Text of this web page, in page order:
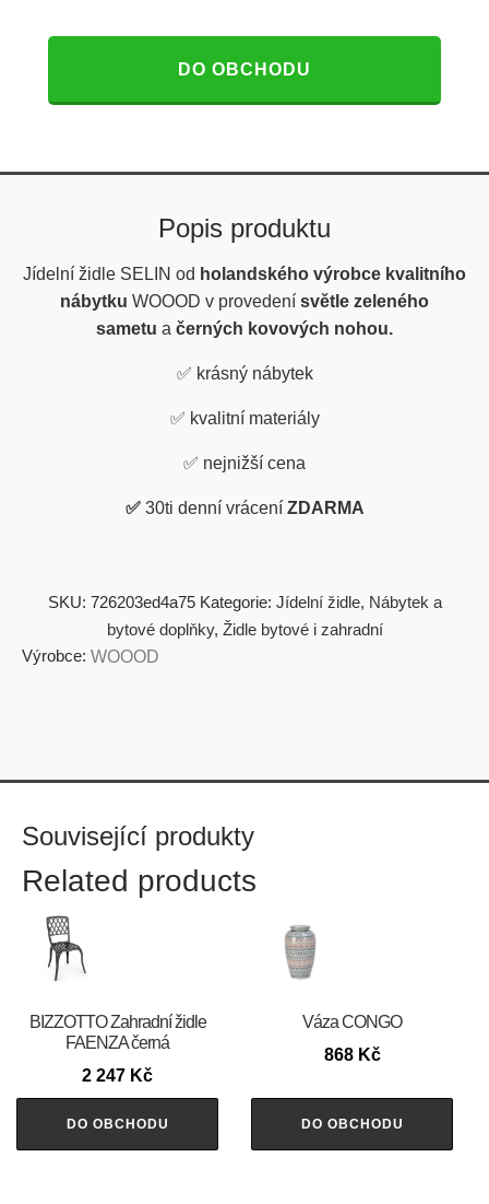
DO OBCHODU
Popis produktu
Jídelní židle SELIN od holandského výrobce kvalitního
nábytku WOOOD v provedení světle zeleného
sametu a černých kovových nohou.
✅ krásný nábytek
✅ kvalitní materiály
✅ nejnižší cena
✅ 30ti denní vrácení ZDARMA
SKU: 726203ed4a75 Kategorie: Jídelní židle, Nábytek a
bytové doplňky, Židle bytové i zahradní
Výrobce: WOOOD
Související produkty
Related products
BIZZOTTO Zahradní židle
FAENZA černá
2 247 Kč
DO OBCHODU
Váza CONGO
868 Kč
DO OBCHODU